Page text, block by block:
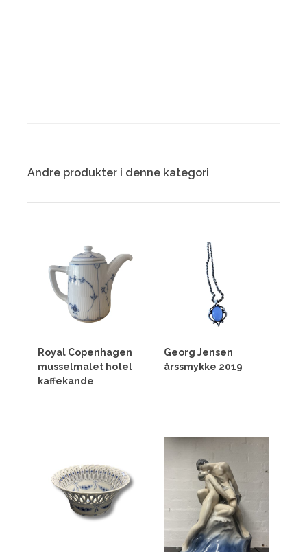
Andre produkter i denne kategori
Royal Copenhagen
musselmalet hotel
kaffekande
Georg Jensen
årssmykke 2019